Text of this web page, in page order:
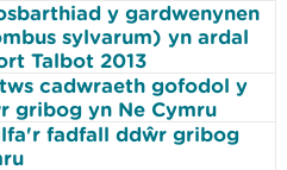
y gardwenynen
sylvarum) yn ardal
Talbot 2013
cadwraeth gofodol y
gribog yn Ne Cymru
fadfall ddŵr gribog